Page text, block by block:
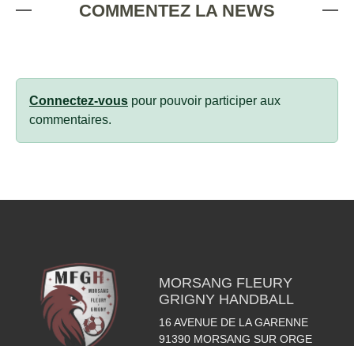
COMMENTEZ LA NEWS
Connectez-vous pour pouvoir participer aux
commentaires.
MORSANG FLEURY
GRIGNY HANDBALL
16 AVENUE DE LA GARENNE
91390 MORSANG SUR ORGE